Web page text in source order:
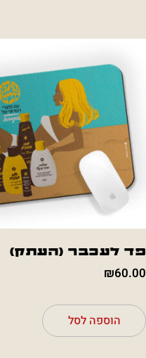
פד לעכבר (העתק)
₪60.00
הוספה לסל